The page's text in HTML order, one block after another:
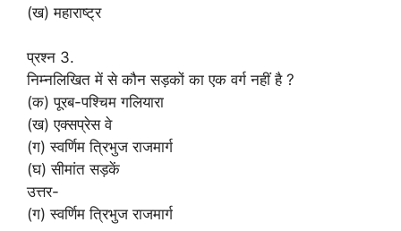
(ख) महाराष्ट्र
प्रश्न 3.
निम्नलिखित में से कौन सड़कों का एक वर्ग नहीं है ?
(क) पूरब-पश्चिम गलियारा
(ख) एक्सप्रेस वे
(ग) स्वर्णिम त्रिभुज राजमार्ग
(घ) सीमांत सड़कें
उत्तर-
(ग) स्वर्णिम त्रिभुज राजमार्ग